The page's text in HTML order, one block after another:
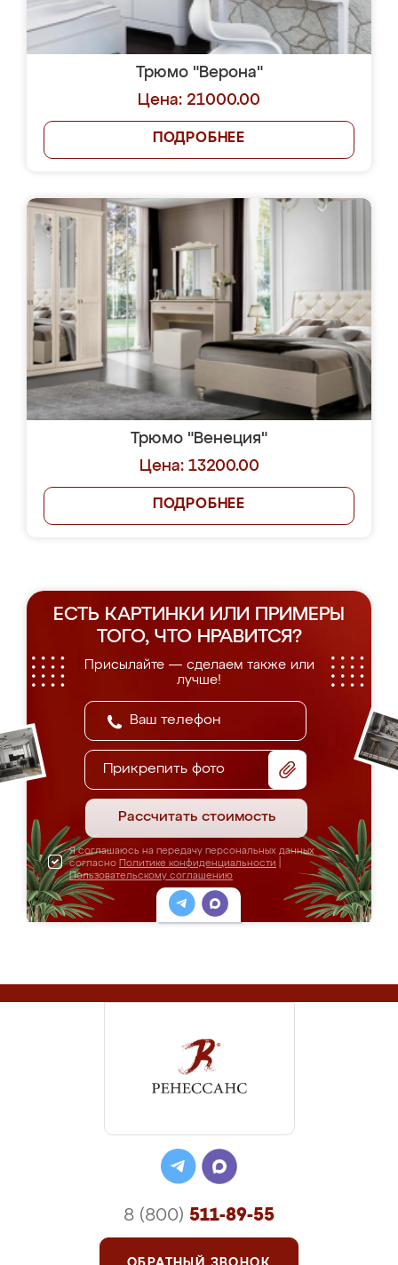
Трюмо "Верона"
Цена: 21000.00
ПОДРОБНЕЕ
Трюмо "Венеция"
Цена: 13200.00
ПОДРОБНЕЕ
ЕСТЬ КАРТИНКИ ИЛИ ПРИМЕРЫ
ТОГО, ЧТО НРАВИТСЯ?
Присылайте — сделаем также или
лучше!
Прикрепить фото
Рассчитать стоимость
Я соглашаюсь на передачу персональных данных
согласно Политике конфиденциальности
Пользовательскому соглашению
8 (800) 511-89-55